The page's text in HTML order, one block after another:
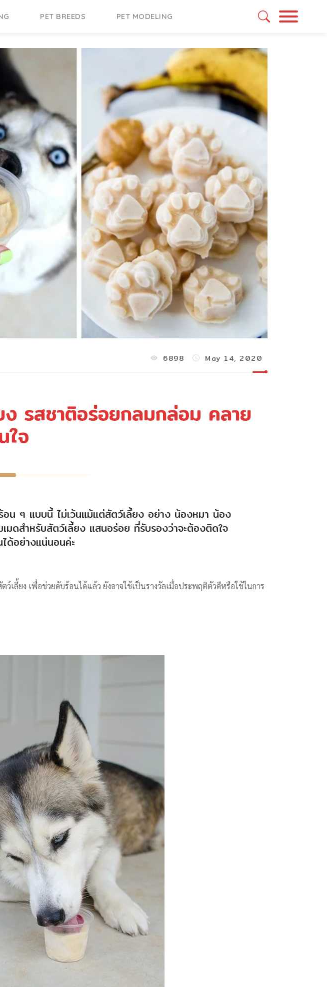
PET BREEDS PET MODELING
6898 May 14, 2020
ง รสชาติอร่อยกลมกล่อม คลาย
ใจ
น ๆ แบบนี้ ไม่เว้นแม้แต่สัตว์เลี้ยง อย่าง น้องหมา น้อง
มดสำหรับสัตว์เลี้ยง แสนอร่อย ที่รับรองว่าจะต้องติดใจ
ด้อย่างแน่นอนค่ะ
ลี้ยง เพื่อช่วยดับร้อนได้แล้ว ยังอาจใช้เป็นรางวัลเมื่อประพฤติตัวดีหรือใช้ในการ